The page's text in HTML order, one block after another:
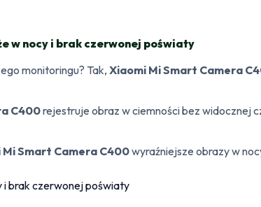
w nocy i brak czerwonej poświaty
monitoringu? Tak, Xiaomi Mi Smart Camera
C400rejestruje obraz w ciemności bez widocznej
Mi Smart Camera C400wyraźniejsze obrazy w